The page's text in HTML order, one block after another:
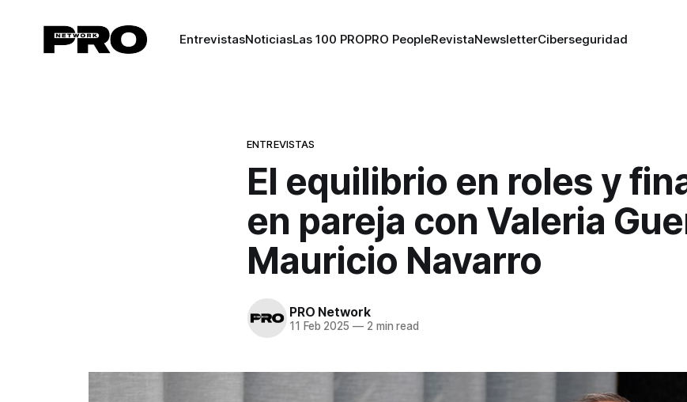
EntrevistasNoticiasLas 100 PROPRO PeopleRevistaNewsletterCiberseguridad
ENTREVISTAS
El equilibrio en roles y
en pareja con Valeria
Mauricio Navarro
PRO Network
11 Feb 2025 —2 min read